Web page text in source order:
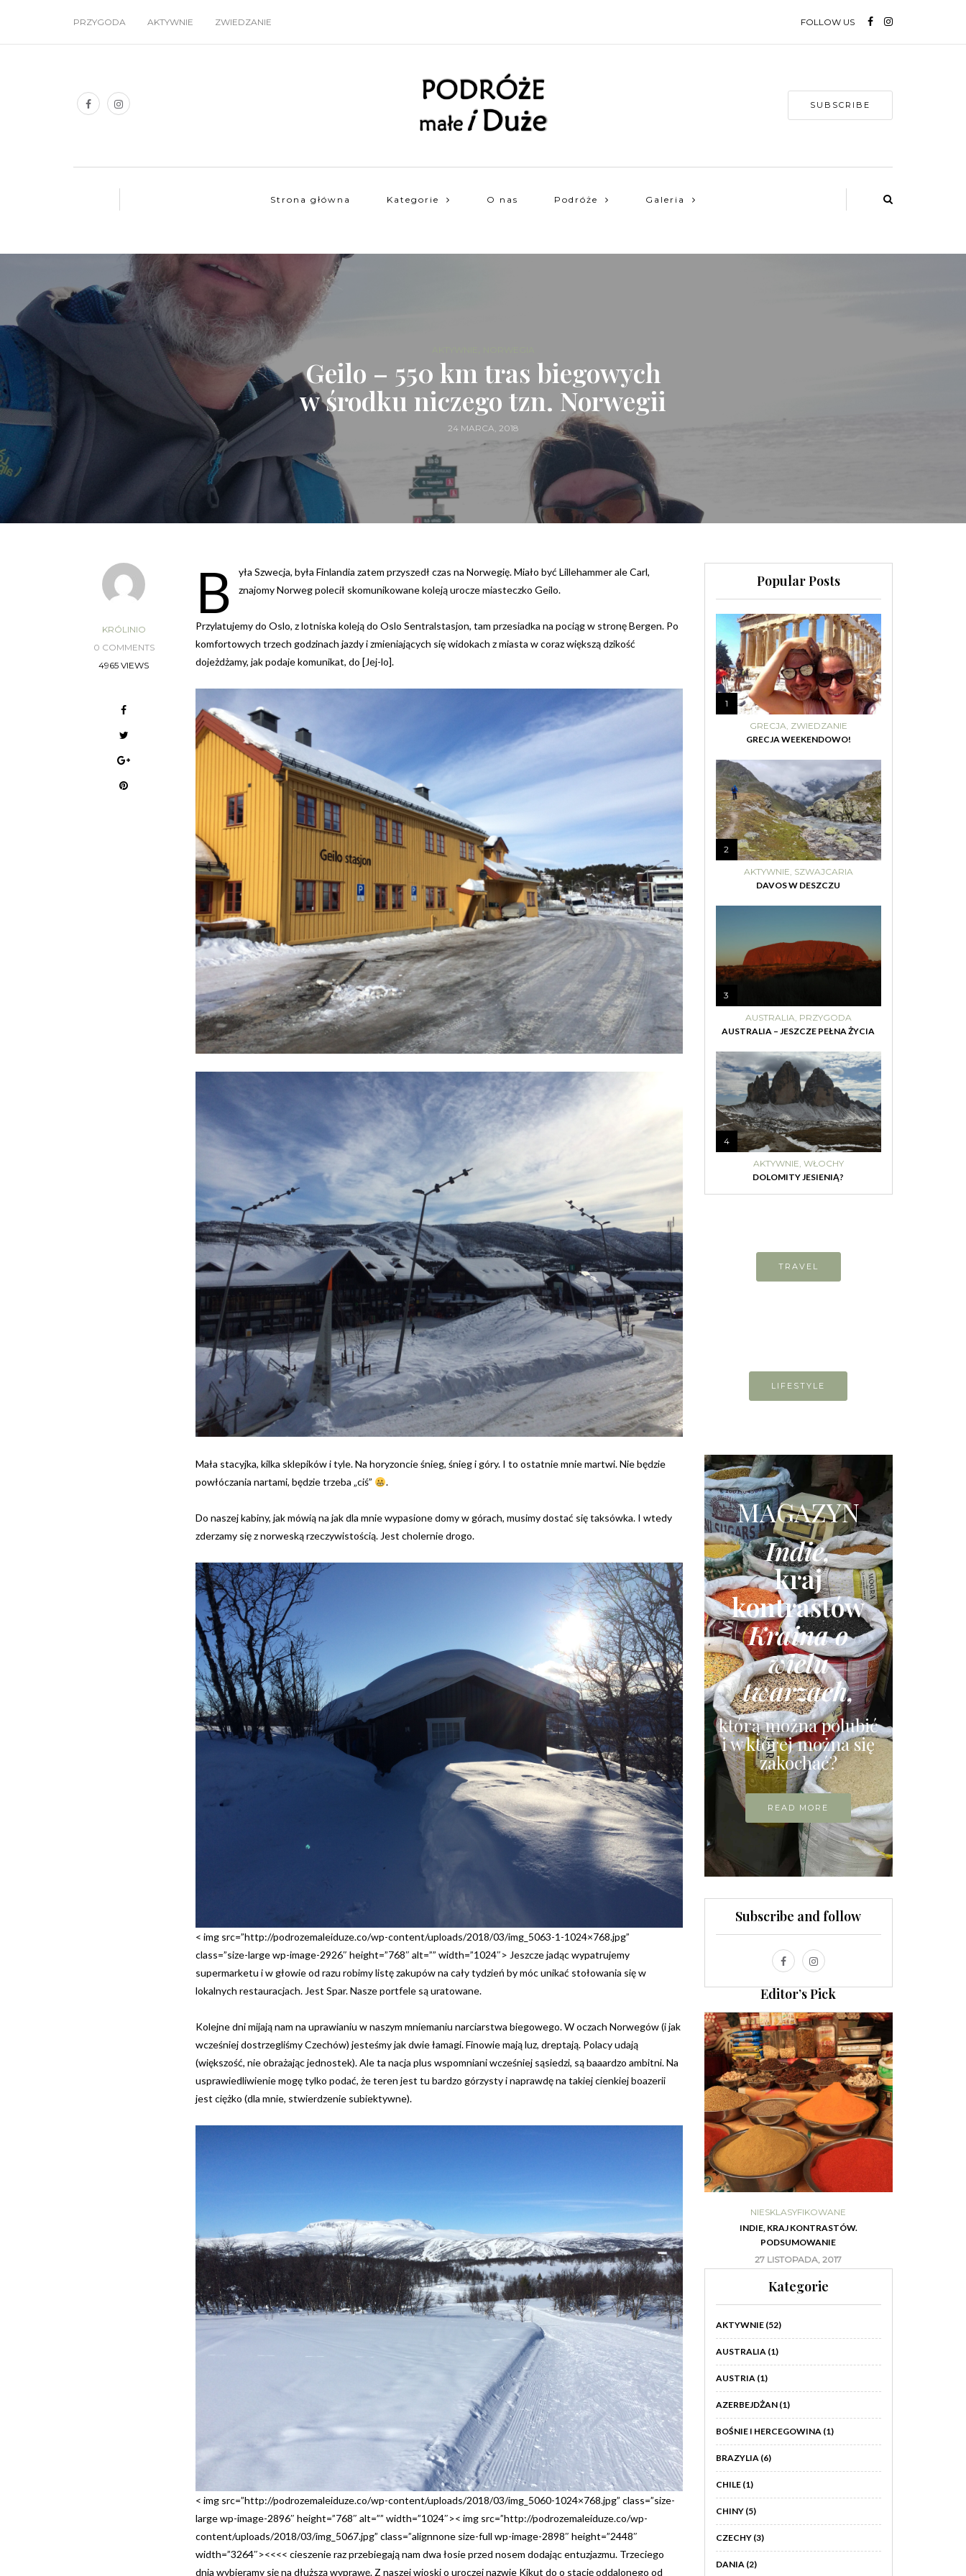
PRZYGODA AKTYWNIE ZWIEDZANIE FOLLOW US
SUBSCRIBE
Strona główna Kategorie O nas Podróże Galeria
Geilo – 550 km tras biegowych
w środku niczego tzn. Norwegii
24 MARCA, 2018
KRÓLINIO
0 COMMENTS
4965 VIEWS
B
yła Szwecja, była Finlandia zatem przyszedł czas na Norwegię. Miało być Lillehammer ale Carl,
znajomy Norweg polecił skomunikowane koleją urocze miasteczko Geilo.
Przylatujemy do Oslo, z lotniska koleją do Oslo Sentralstasjon, tam przesiadka na pociąg w stronę Bergen. Po
komfortowych trzech godzinach jazdy i zmieniających się widokach z miasta w coraz większą dzikość
dojeżdżamy, jak podaje komunikat, do [Jej-lo].
Mała stacyjka, kilka sklepików i tyle. Na horyzoncie śnieg, śnieg i góry. I to ostatnie mnie martwi. Nie będzie
powłóczania nartami, będzie trzeba „ciś”
.
Do naszej kabiny, jak mówią na jak dla mnie wypasione domy w górach, musimy dostać się taksówka. I wtedy
zderzamy się z norweską rzeczywistością. Jest cholernie drogo.
< img src=”http://podrozemaleiduze.co/wp-content/uploads/2018/03/img_5063-1-1024×768.jpg”
class=”size-large wp-image-2926″ height=”768″ alt=”” width=”1024″> Jeszcze jadąc wypatrujemy
supermarketu i w głowie od razu robimy listę zakupów na cały tydzień by móc unikać stołowania się w
lokalnych restauracjach. Jest Spar. Nasze portfele są uratowane.
Kolejne dni mijają nam na uprawianiu w naszym mniemaniu narciarstwa biegowego. W oczach Norwegów (i jak
wcześniej dostrzegliśmy Czechów) jesteśmy jak dwie łamagi. Finowie mają luz, dreptają. Polacy udają
(większość, nie obrażając jednostek). Ale ta nacja plus wspomniani wcześniej sąsiedzi, są baaardzo ambitni. Na
usprawiedliwienie mogę tylko podać, że teren jest tu bardzo górzysty i naprawdę na takiej cienkiej boazerii
jest ciężko (dla mnie, stwierdzenie subiektywne).
< img src=”http://podrozemaleiduze.co/wp-content/uploads/2018/03/img_5060-1024×768.jpg” class=”size-
large wp-image-2896″ height=”768″ alt=”” width=”1024″>< img src=”http://podrozemaleiduze.co/wp-
content/uploads/2018/03/img_5067.jpg” class=”alignnone size-full wp-image-2898″ height=”2448″
width=”3264″><<<< cieszenie raz przebiegają nam dwa łosie przed nosem dodając entuzjazmu. Trzeciego
dnia wybieramy się na dłuższą wyprawę. Z naszej wioski o uroczej nazwie Kikut do o stację oddalonego od
Popular Posts
1
GRECJA, ZWIEDZANIE
GRECJA WEEKENDOWO!
2
AKTYWNIE, SZWAJCARIA
DAVOS W DESZCZU
3
AUSTRALIA, PRZYGODA
AUSTRALIA – JESZCZE PEŁNA ŻYCIA
4
AKTYWNIE, WŁOCHY
DOLOMITY JESIENIĄ?
TRAVEL
LIFESTYLE
MAGAZYN
Indie,
kraj
kontrastów
Kraina o
wielu
twarzach,
którą można polubić
i w której można się
zakochać?
READ MORE
Subscribe and follow
Editor’s Pick
18 PAŹDZIERNIKA, 2017
DOLOMITY JESIENIĄ?
13 PAŹDZIERNIKA, 2017
10 GRUDNIA, 2017
NIESKLASYFIKOWANE
INDIE, KRAJ KONTRASTÓW.
PODSUMOWANIE
27 LISTOPADA, 2017
Kategorie
AKTYWNIE(52)
AUSTRALIA(1)
AUSTRIA(1)
AZERBEJDŻAN(1)
BOŚNIE I HERCEGOWINA(1)
BRAZYLIA(6)
CHILE(1)
CHINY(5)
CZECHY(3)
DANIA(2)